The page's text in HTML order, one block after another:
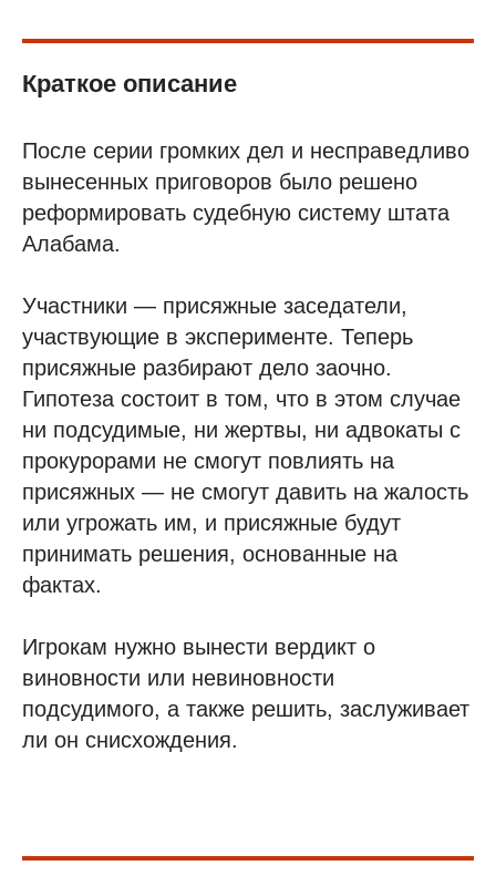
Краткое описание
После серии громких дел и несправедливо
вынесенных приговоров было решено
реформировать судебную систему штата
Алабама.
Участники — присяжные заседатели,
участвующие в эксперименте. Теперь
присяжные разбирают дело заочно.
Гипотеза состоит в том, что в этом случае
ни подсудимые, ни жертвы, ни адвокаты с
прокурорами не смогут повлиять на
присяжных — не смогут давить на жалость
или угрожать им, и присяжные будут
принимать решения, основанные на
фактах.
Игрокам нужно вынести вердикт о
виновности или невиновности
подсудимого, а также решить, заслуживает
ли он снисхождения.